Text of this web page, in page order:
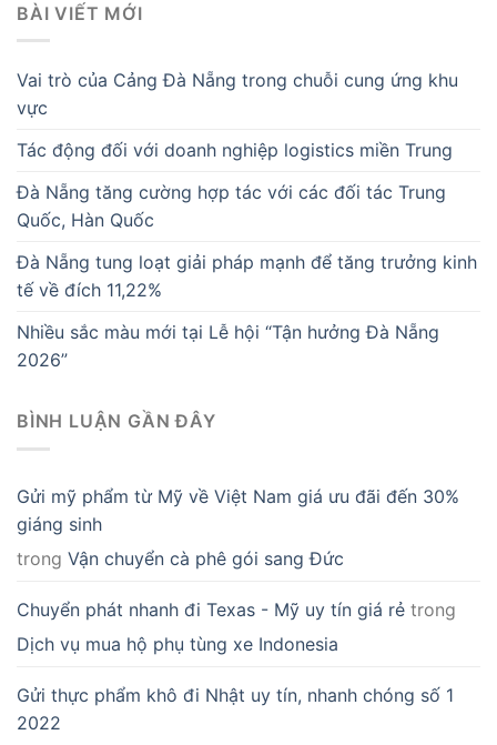
BÀI VIẾT MỚI
Vai trò của Cảng Đà Nẵng trong chuỗi cung ứng khu
vực
Tác động đối với doanh nghiệp logistics miền Trung
Đà Nẵng tăng cường hợp tác với các đối tác Trung
Quốc, Hàn Quốc
Đà Nẵng tung loạt giải pháp mạnh để tăng trưởng kinh
tế về đích 11,22%
Nhiều sắc màu mới tại Lễ hội “Tận hưởng Đà Nẵng
2026”
BÌNH LUẬN GẦN ĐÂY
Gửi mỹ phẩm từ Mỹ về Việt Nam giá ưu đãi đến 30%
giáng sinh
trong Vận chuyển cà phê gói sang Đức
Chuyển phát nhanh đi Texas - Mỹ uy tín giá rẻ trong
Dịch vụ mua hộ phụ tùng xe Indonesia
Gửi thực phẩm khô đi Nhật uy tín, nhanh chóng số 1
2022